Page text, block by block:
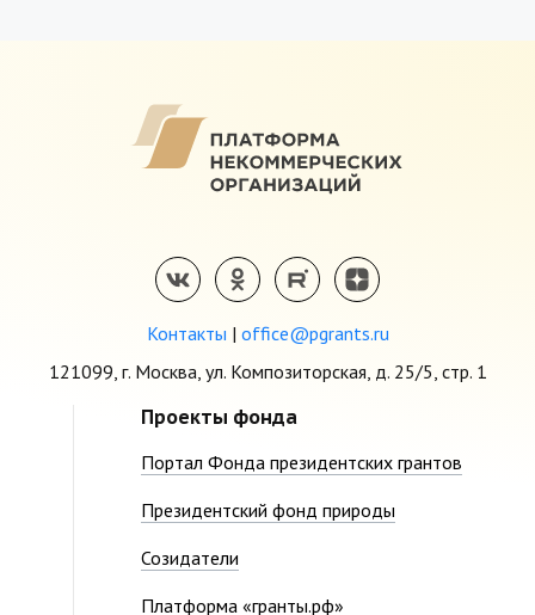
Контакты | office@pgrants.ru
121099, г. Москва, ул. Композиторская, д. 25/5, стр. 1
Проекты фонда
Портал Фонда президентских грантов
Президентский фонд природы
Созидатели
Платформа «гранты.рф»